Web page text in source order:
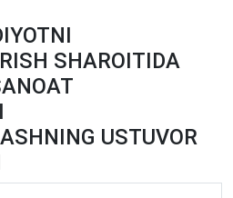
SHAROITIDA
USTUVOR